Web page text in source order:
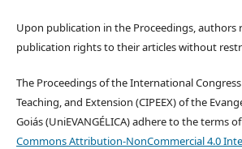
Upon publication in the Proceedings, authors
publication rights to their articles without
The Proceedings of the International
Teaching, and Extension (CIPEEX) of the
Goiás (UniEVANGÉLICA) adhere to the terms
Commons Attribution-NonCommercial 4.0